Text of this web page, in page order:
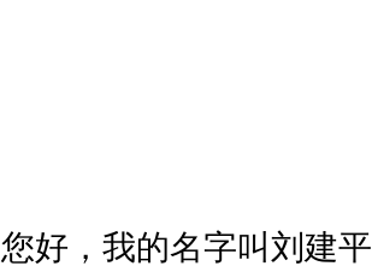
您好，我的名字叫刘建